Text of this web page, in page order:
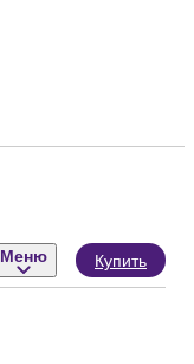
Меню Купить